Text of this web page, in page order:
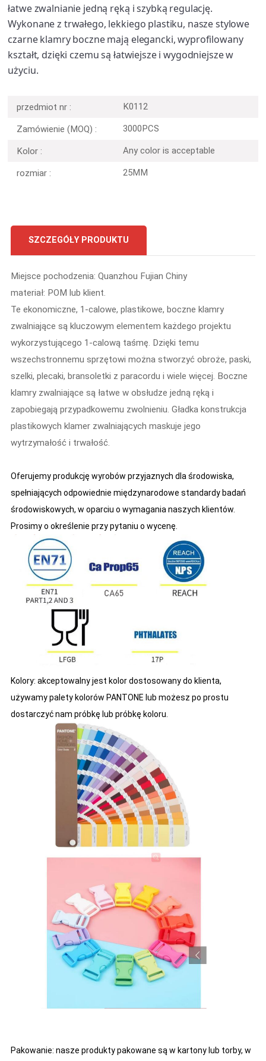
łatwe zwalnianie jedną ręką i szybką regulację.
Wykonane z trwałego, lekkiego plastiku, nasze stylowe
czarne klamry boczne mają elegancki, wyprofilowany
kształt, dzięki czemu są łatwiejsze i wygodniejsze w
użyciu.
przedmiot nr : K0112
Zamówienie (MOQ) : 3000PCS
Kolor : Any color is acceptable
rozmiar : 25MM
SZCZEGÓŁY PRODUKTU
Miejsce pochodzenia: Quanzhou Fujian Chiny
materiał: POM lub klient.
Te ekonomiczne, 1-calowe, plastikowe, boczne klamry
zwalniające są kluczowym elementem każdego projektu
wykorzystującego 1-calową taśmę. Dzięki temu
wszechstronnemu sprzętowi można stworzyć obroże, paski,
szelki, plecaki, bransoletki z paracordu i wiele więcej. Boczne
klamry zwalniające są łatwe w obsłudze jedną ręką i
zapobiegają przypadkowemu zwolnieniu. Gładka konstrukcja
plastikowych klamer zwalniających maskuje jego
wytrzymałość i trwałość.
Oferujemy produkcję wyrobów przyjaznych dla środowiska,
spełniających odpowiednie międzynarodowe standardy badań
środowiskowych, w oparciu o wymagania naszych klientów.
Prosimy o określenie przy pytaniu o wycenę.
Kolory: akceptowalny jest kolor dostosowany do klienta,
używamy palety kolorów PANTONE lub możesz po prostu
dostarczyć nam próbkę lub próbkę koloru.
Pakowanie: nasze produkty pakowane są w kartony lub torby, w